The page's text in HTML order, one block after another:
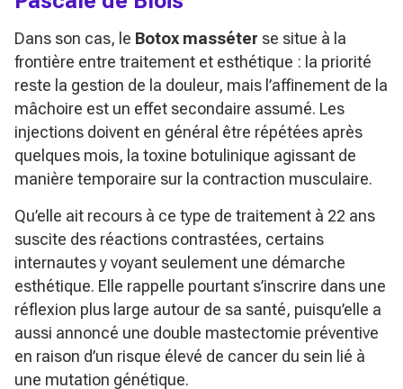
Dans son cas, le Botox masséter se situe à la
frontière entre traitement et esthétique : la priorité
reste la gestion de la douleur, mais l’affinement de la
mâchoire est un effet secondaire assumé. Les
injections doivent en général être répétées après
quelques mois, la toxine botulinique agissant de
manière temporaire sur la contraction musculaire.
Qu’elle ait recours à ce type de traitement à 22 ans
suscite des réactions contrastées, certains
internautes y voyant seulement une démarche
esthétique. Elle rappelle pourtant s’inscrire dans une
réflexion plus large autour de sa santé, puisqu’elle a
aussi annoncé une double mastectomie préventive
en raison d’un risque élevé de cancer du sein lié à
une mutation génétique.